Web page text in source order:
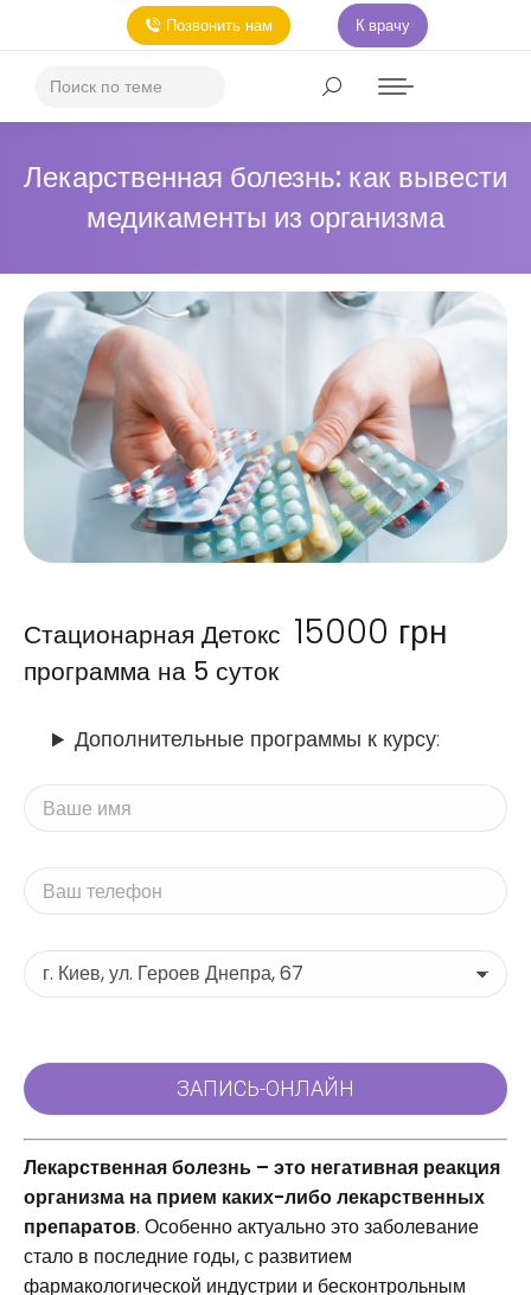
Позвонить нам К врачу
Лекарственная болезнь: как вывести
медикаменты из организма
Стационарная Детокс
программа на 5 суток
15000 грн
Дополнительные программы к курсу:
Лекарственная болезнь – это негативная реакция
организма на прием каких-либо лекарственных
препаратов. Особенно актуально это заболевание
стало в последние годы, с развитием
фармакологической индустрии и бесконтрольным